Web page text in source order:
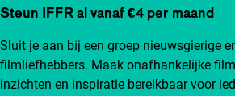
Steun IFFR al vanaf €4 per maand
Sluit je aan bij een groep nieuwsgierige
filmliefhebbers. Maak onafhankelijke
inzichten en inspiratie bereikbaar voor